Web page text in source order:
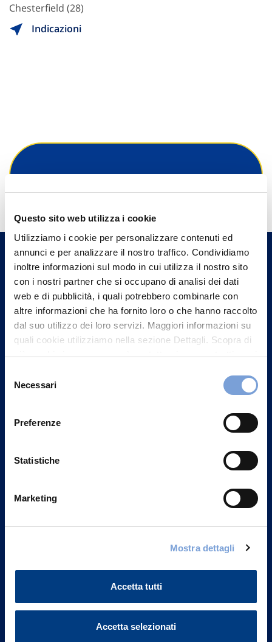
Questo sito web utilizza i cookie
Utilizziamo i cookie per personalizzare contenuti ed
annunci e per analizzare il nostro traffico. Condividiamo
inoltre informazioni sul modo in cui utilizza il nostro sito
con i nostri partner che si occupano di analisi dei dati
web e di pubblicità, i quali potrebbero combinarle con
altre informazioni che ha fornito loro o che hanno raccolto
dal suo utilizzo dei loro servizi. Maggiori informazioni su
quali cookie utilizziamo nella sezione Dettagli. Scopra di
più su chi siamo, come può contattarci e come trattiamo i
può trovare nel footer del sito nella sezione "Informativa
delNecessari
Preferenze
Statistiche
Marketing
Mostra dettagli
Accetta tutti
Accetta selezionati
Chesterfield (28)
Indicazioni
Trova l'Agenzia più vicina a te e parla con
un nostro Agente.
Contattaci
Vittoria Assicurazioni S.p.A.
Part. IVA 01329510158